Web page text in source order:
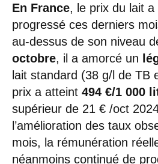
En France, le prix du lait
progressé ces derniers
au-dessus de son niveau
octobre, il a amorcé un
lait standard (38 g/l de TB
prix a atteint 494 €/1 000
supérieur de 21 € /oct
l’amélioration des taux
mois, la rémunération
néanmoins continué de